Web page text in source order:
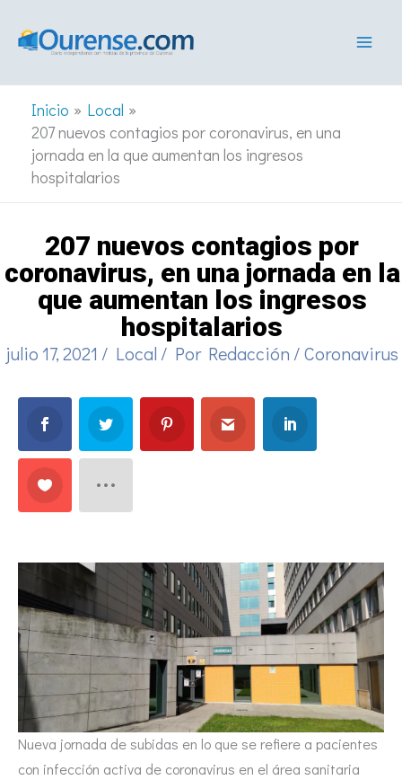
Inicio
Local
207 nuevos contagios por coronavirus, en una
jornada en la que aumentan los ingresos
hospitalarios
207 nuevos contagios por
coronavirus, en una jornada en la
que aumentan los ingresos
hospitalarios
julio 17, 2021 / Local / Por Redacción /Coronavirus
Nueva jornada de subidas en lo que se refiere a pacientes
con infección activa de coronavirus en el área sanitaria